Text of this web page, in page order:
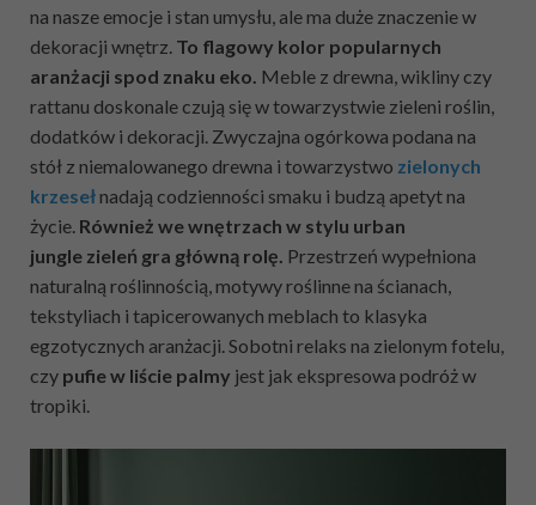
na nasze emocje i stan umysłu, ale ma duże znaczenie w
dekoracji wnętrz. To flagowy kolor popularnych
aranżacji spod znaku eko. Meble z drewna, wikliny czy
rattanu doskonale czują się w towarzystwie zieleni roślin,
dodatków i dekoracji. Zwyczajna ogórkowa podana na
stół z niemalowanego drewna i towarzystwo zielonych
krzesełnadają codzienności smaku i budzą apetyt na
życie. Również we wnętrzach w stylu urban
jungle zieleń gra główną rolę. Przestrzeń wypełniona
naturalną roślinnością, motywy roślinne na ścianach,
tekstyliach i tapicerowanych meblach to klasyka
egzotycznych aranżacji. Sobotni relaks na zielonym fotelu,
czy pufie w liście palmy jest jak ekspresowa podróż w
tropiki.